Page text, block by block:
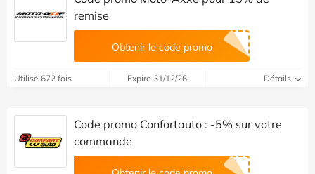
remise
Obtenir le code promo
Utilisé 672 fois Expire 31/12/26 Détails
Code promo Confortauto : -5% sur votre
commande